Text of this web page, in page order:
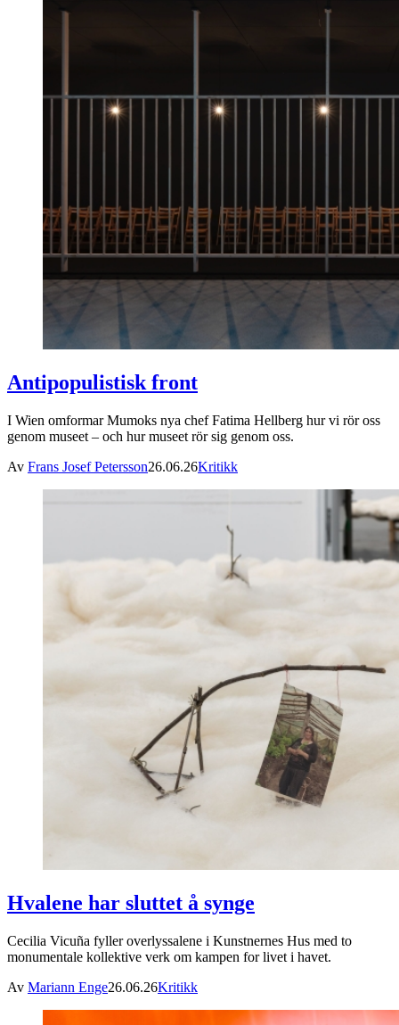
Antipopulistisk front
I Wien omformar Mumoks nya chef Fatima Hellberg hur vi rör oss
genom museet – och hur museet rör sig genom oss.
Av Frans Josef Petersson26.06.26Kritikk
Hvalene har sluttet å synge
Cecilia Vicuña fyller overlyssalene i Kunstnernes Hus med to
monumentale kollektive verk om kampen for livet i havet.
Av Mariann Enge26.06.26Kritikk